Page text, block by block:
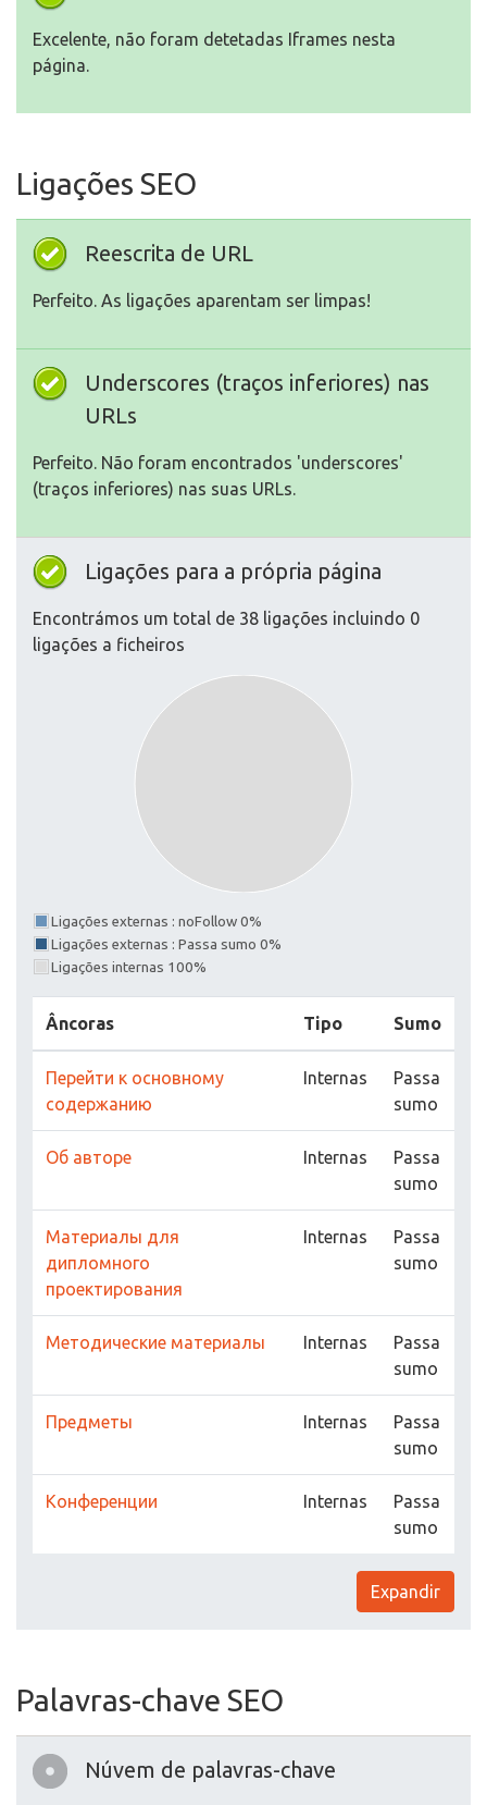
Excelente, não foram detetadas Iframes nesta
página.
Ligações SEO
Reescrita de URL
Perfeito. As ligações aparentam ser limpas!
Underscores (traços inferiores) nas
URLs
Perfeito. Não foram encontrados 'underscores'
(traços inferiores) nas suas URLs.
Ligações para a própria página
Encontrámos um total de 38 ligações incluindo 0
ligações a ficheiros
Ligações externas : noFollow 0%
Ligações externas : Passa sumo 0%
Ligações internas 100%
Âncoras Tipo Sumo
Перейти к основному
содержанию
Internas
Passa
sumo
Об авторе Internas
Passa
sumo
Материалы для
дипломного
проектирования
Internas
Passa
sumo
Методические материалы Internas
Passa
sumo
Предметы Internas
Passa
sumo
Конференции Internas
Passa
sumo
Expandir
Palavras-chave SEO
Núvem de palavras-chave